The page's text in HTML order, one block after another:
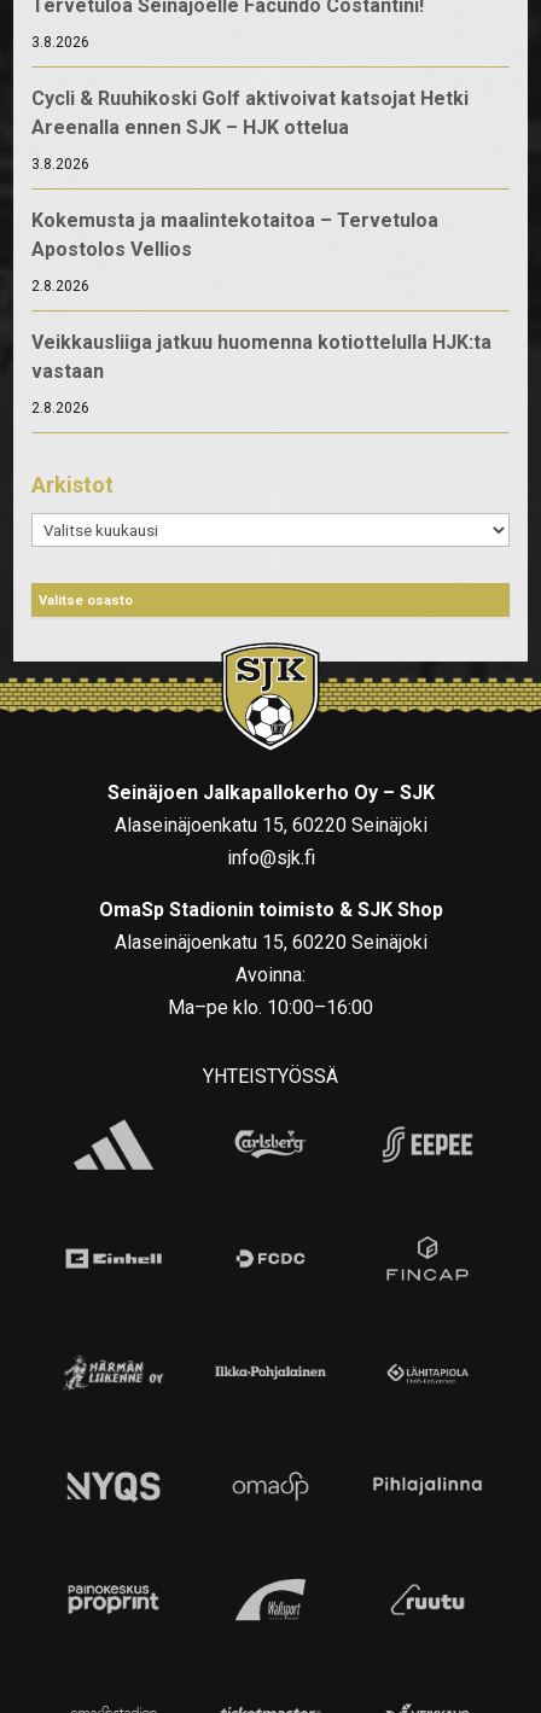
Tervetuloa Seinäjoelle Facundo Costantini!
3.8.2026
Cycli & Ruuhikoski Golf aktivoivat katsojat Hetki
Areenalla ennen SJK – HJK ottelua
3.8.2026
Kokemusta ja maalintekotaitoa – Tervetuloa
Apostolos Vellios
2.8.2026
Veikkausliiga jatkuu huomenna kotiottelulla HJK:ta
vastaan
2.8.2026
Arkistot
Arkistot
Seinäjoen Jalkapallokerho Oy – SJK
Alaseinäjoenkatu 15, 60220 Seinäjoki
info@sjk.fi
OmaSp Stadionin toimisto & SJK Shop
Alaseinäjoenkatu 15, 60220 Seinäjoki
Avoinna:
Ma–pe klo. 10:00–16:00
YHTEISTYÖSSÄ